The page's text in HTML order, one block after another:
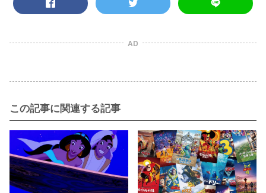
AD
この記事に関連する記事